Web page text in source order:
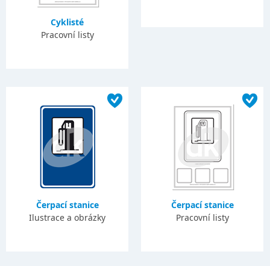
Cyklisté
Pracovní listy
Čerpací stanice
Ilustrace a obrázky
Čerpací stanice
Pracovní listy